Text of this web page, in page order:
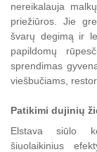
nereikalauja
priežiūros. Jie
švarų degimą ir
papildomų
sprendimas
viešbučiams,
Patikimi dujinių
Elstava siūlo
šiuolaikinius